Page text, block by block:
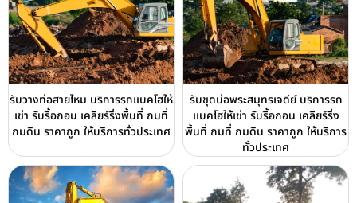
รับวางท่อสายไหม บริการรถแบคโฮให้
เช่า รับรื้อถอน เคลียร์ริ่งพื้นที่ ถมที่
ถมดิน ราคาถูก ให้บริการทั่วประเทศ
รับขุดบ่อพระสมุทรเจดีย์ บริการรถ
แบคโฮให้เช่า รับรื้อถอน เคลียร์ริ่ง
พื้นที่ ถมที่ ถมดิน ราคาถูก ให้บริการ
ทั่วประเทศ